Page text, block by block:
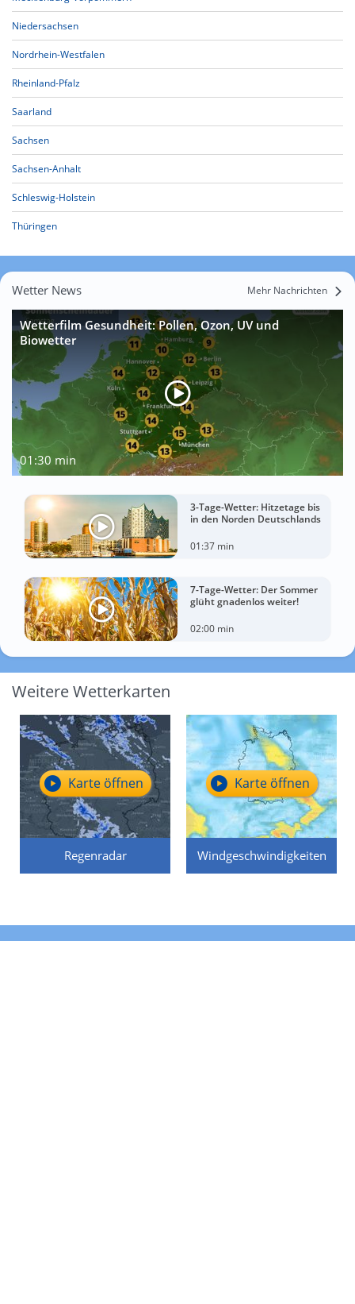
Niedersachsen
Nordrhein-Westfalen
Rheinland-Pfalz
Saarland
Sachsen
Sachsen-Anhalt
Schleswig-Holstein
Thüringen
Wetter News Mehr Nachrichten
Wetterfilm Gesundheit: Pollen, Ozon, UV und
Biowetter
01:30 min
3-Tage-Wetter: Hitzetage bis
in den Norden Deutschlands
01:37 min
7-Tage-Wetter: Der Sommer
glüht gnadenlos weiter!
02:00 min
Weitere Wetterkarten
Regenradar
Karte öffnen
Windgeschwindigkeiten
Karte öffnen